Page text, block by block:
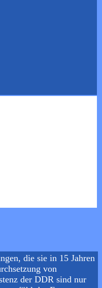
die sie in 15 Jahren
von
der DDR sind nur